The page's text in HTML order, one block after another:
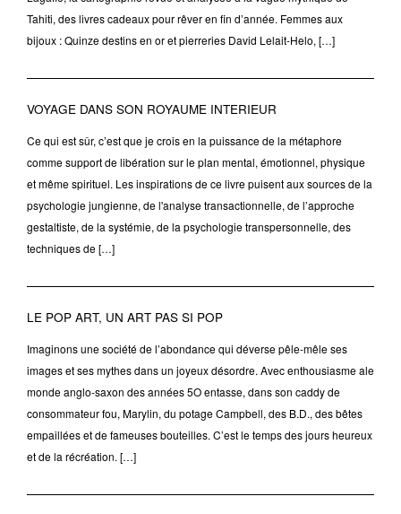
Tahiti, des livres cadeaux pour rêver en fin d’année. Femmes aux
bijoux : Quinze destins en or et pierreries David Lelait-Helo, […]
VOYAGE DANS SON ROYAUME INTERIEUR
Ce qui est sûr, c’est que je crois en la puissance de la métaphore
comme support de libération sur le plan mental, émotionnel, physique
et même spirituel. Les inspirations de ce livre puisent aux sources de la
psychologie jungienne, de l'analyse transactionnelle, de l’approche
gestaltiste, de la systémie, de la psychologie transpersonnelle, des
techniques de […]
LE POP ART, UN ART PAS SI POP
Imaginons une société de l’abondance qui déverse pêle-mêle ses
images et ses mythes dans un joyeux désordre. Avec enthousiasme ale
monde anglo-saxon des années 5O entasse, dans son caddy de
consommateur fou, Marylin, du potage Campbell, des B.D., des bêtes
empaillées et de fameuses bouteilles. C’est le temps des jours heureux
et de la récréation. […]